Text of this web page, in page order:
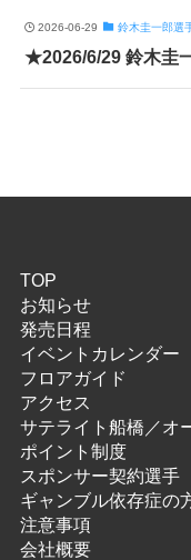
2026-06-29 鈴木圭一郎選
★2026/6/29 鈴木
TOP
お知らせ
発売日程
イベントカレンダー
フロアガイド
アクセス
サテライト船橋／オ
ポイント制度
スポンサー契約選手
ギャンブル依存症の
注意事項
会社概要